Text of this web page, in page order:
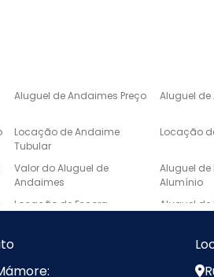
Aluguel de Andaimes Preço Aluguel
Locação de Andaime
Tubular
Locação
Valor do Aluguel de
Andaimes
Aluguel
Alumínio
Locação de Escora
Aluguel
Lavatório